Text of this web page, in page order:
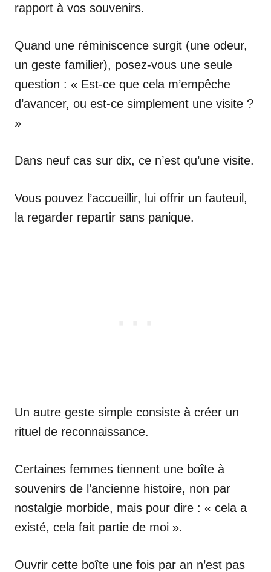
rapport à vos souvenirs.
Quand une réminiscence surgit (une odeur,
un geste familier), posez-vous une seule
question : « Est-ce que cela m’empêche
d’avancer, ou est-ce simplement une visite ?
»
Dans neuf cas sur dix, ce n’est qu’une visite.
Vous pouvez l’accueillir, lui offrir un fauteuil,
la regarder repartir sans panique.
Un autre geste simple consiste à créer un
rituel de reconnaissance.
Certaines femmes tiennent une boîte à
souvenirs de l’ancienne histoire, non par
nostalgie morbide, mais pour dire : « cela a
existé, cela fait partie de moi ».
Ouvrir cette boîte une fois par an n’est pas